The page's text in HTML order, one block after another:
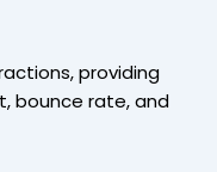
providing
bounce rate, and